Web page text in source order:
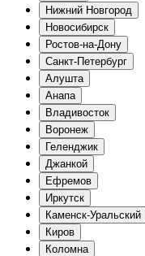
Нижний Новгород
Новосибирск
Ростов-на-Дону
Санкт-Петербург
Алушта
Анапа
Владивосток
Воронеж
Геленджик
Джанкой
Ефремов
Иркутск
Каменск-Уральский
Киров
Коломна